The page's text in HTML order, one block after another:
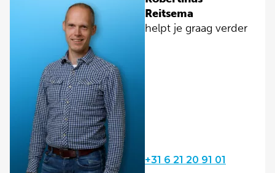
Reitsema
helpt je graag verder
+31 6 21 20 91 01